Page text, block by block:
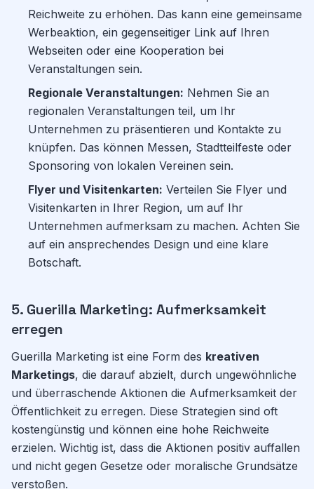
Reichweite zu erhöhen. Das kann eine gemeinsame
Werbeaktion, ein gegenseitiger Link auf Ihren
Webseiten oder eine Kooperation bei
Veranstaltungen sein.
Regionale Veranstaltungen: Nehmen Sie an
regionalen Veranstaltungen teil, um Ihr
Unternehmen zu präsentieren und Kontakte zu
knüpfen. Das können Messen, Stadtteilfeste oder
Sponsoring von lokalen Vereinen sein.
Flyer und Visitenkarten: Verteilen Sie Flyer und
Visitenkarten in Ihrer Region, um auf Ihr
Unternehmen aufmerksam zu machen. Achten Sie
auf ein ansprechendes Design und eine klare
Botschaft.
5. Guerilla Marketing: Aufmerksamkeit
erregen
Guerilla Marketing ist eine Form des kreativen
Marketings, die darauf abzielt, durch ungewöhnliche
und überraschende Aktionen die Aufmerksamkeit der
Öffentlichkeit zu erregen. Diese Strategien sind oft
kostengünstig und können eine hohe Reichweite
erzielen. Wichtig ist, dass die Aktionen positiv auffallen
und nicht gegen Gesetze oder moralische Grundsätze
verstoßen.